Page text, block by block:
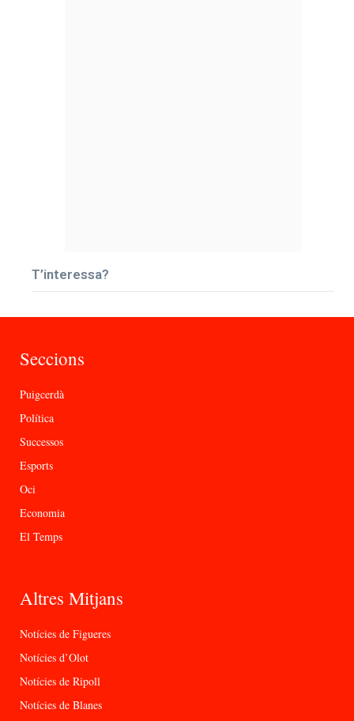
T’interessa?
Seccions
Puigcerdà
Política
Successos
Esports
Oci
Economia
El Temps
Altres Mitjans
Notícies de Figueres
Notícies d’Olot
Notícies de Ripoll
Notícies de Blanes